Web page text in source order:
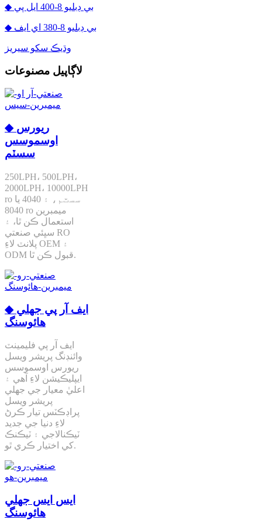
◆ بي ڊبليو 8-400 ايل پي
◆ بي ڊبليو 8-380 اي ايف
وڌيڪ سکو سيريز
لاڳاپيل مصنوعات
◆ ريورس
اوسموسس
سسٽم
250LPH، 500LPH،
2000LPH، 10000LPH
ro سسٽم، ۽ 4040 يا
8040 ro ميمبرين
استعمال ڪن ٿا، ۽
سڀئي صنعتي RO
پلانٽ لاءِ OEM ۽
ODM قبول ڪن ٿا.
◆ ايف آر پي جھلي
هائوسنگ
ايف آر پي فليمينٽ
وائنڊنگ پريشر ويسل
ريورس اوسموسس
ايپليڪيشن لاءِ آهي ۽
اعليٰ معيار جي جھلي
پريشر ويسل
پراڊڪٽس تيار ڪرڻ
لاءِ دنيا جي جديد
ٽيڪنالاجي ۽ ٽيڪنڪ
کي اختيار ڪري ٿو.
ايس ايس جھلي
هائوسنگ